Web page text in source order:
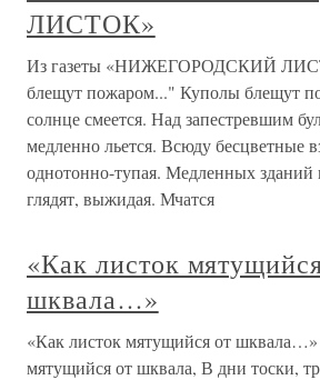
ЛИСТОК»
Из газеты «НИЖЕГОРОДСКИЙ
блещут пожаром..." Куполы блещут
солнце смеется. Над запестревшим
медленно льется. Всюду бесцветные
однотонно-тупая. Медленных
глядят, выжидая. Мчатся
«Как листок
шквала…»
«Как листок мятущийся от
мятущийся от шквала, В дни тоски,